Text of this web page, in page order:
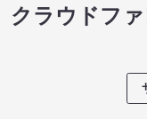
クラウドフ